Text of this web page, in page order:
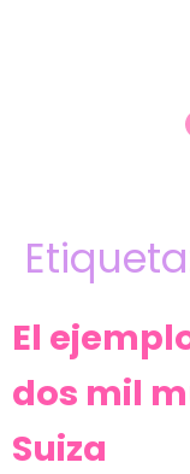
El
dos mil
Suiza